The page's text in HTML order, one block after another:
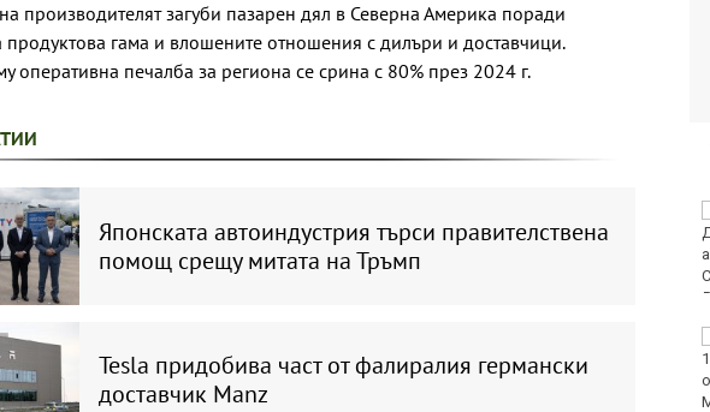
производителят загуби пазарен дял в Северна Америка поради
продуктова гама и влошените отношения с дилъри и доставчици.
оперативна печалба за региона се срина с 80% през 2024 г.
Японската автоиндустрия търси правителствена
помощ срещу митата на Тръмп
Tesla придобива част от фалиралия германски
доставчик Manz
на случаите на
завладява Варна днес
и утре